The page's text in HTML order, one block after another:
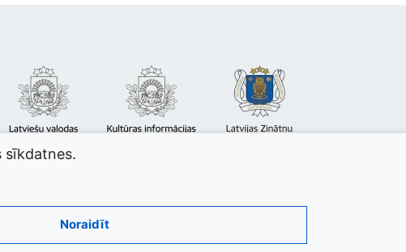
sīkdatnes.
Noraidīt